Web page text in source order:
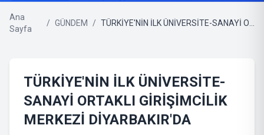
Ana
Sayfa
/ GÜNDEM /
TÜRKİYE'NİN İLK ÜNİVERSİTE-
SANAYİ ORTAKLI GİRİŞİMCİLİK
MERKEZİ DİYARBAKIR'DA